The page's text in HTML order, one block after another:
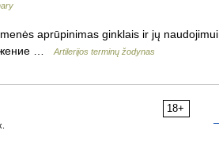
aprūpinimas ginklais ir jų naudojimui
…
Artilerijos terminų žodynas
18+